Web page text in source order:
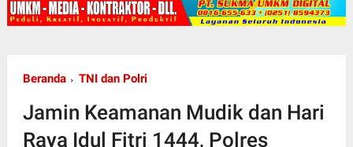
Beranda TNI dan Polri
Jamin Keamanan Mudik dan Hari
Raya Idul Fitri 1444, Polres